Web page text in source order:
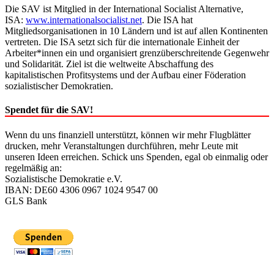
Die SAV ist Mitglied in der International Socialist Alternative,
ISA: www.internationalsocialist.net. Die ISA hat
Mitgliedsorganisationen in 10 Ländern und ist auf allen Kontinenten
vertreten. Die ISA setzt sich für die internationale Einheit der
Arbeiter*innen ein und organisiert grenzüberschreitende Gegenwehr
und Solidarität. Ziel ist die weltweite Abschaffung des
kapitalistischen Profitsystems und der Aufbau einer Föderation
sozialistischer Demokratien.
Spendet für die SAV!
Wenn du uns finanziell unterstützt, können wir mehr Flugblätter
drucken, mehr Veranstaltungen durchführen, mehr Leute mit
unseren Ideen erreichen. Schick uns Spenden, egal ob einmalig oder
regelmäßig an:
Sozialistische Demokratie e.V.
IBAN: DE60 4306 0967 1024 9547 00
GLS Bank